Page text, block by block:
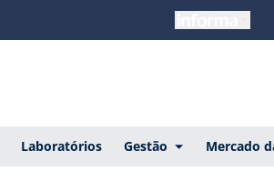
Laboratórios Gestão Mercado